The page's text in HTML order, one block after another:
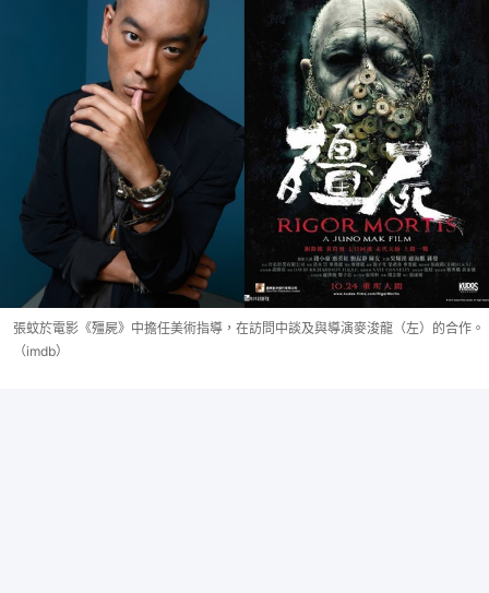
張蚊於電影《殭屍》中擔任美術指導，在訪問中談及與導演麥浚龍（左）的合作。
（imdb）